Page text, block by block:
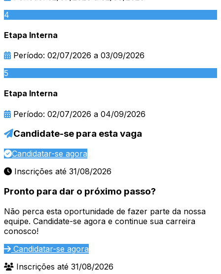
4
Etapa Interna
Período: 02/07/2026 a 03/09/2026
5
Etapa Interna
Período: 02/07/2026 a 04/09/2026
Candidate-se para esta vaga
Candidatar-se agora
Inscrições até 31/08/2026
Pronto para dar o próximo passo?
Não perca esta oportunidade de fazer parte da nossa
equipe. Candidate-se agora e continue sua carreira
conosco!
Candidatar-se agora
Inscrições até 31/08/2026